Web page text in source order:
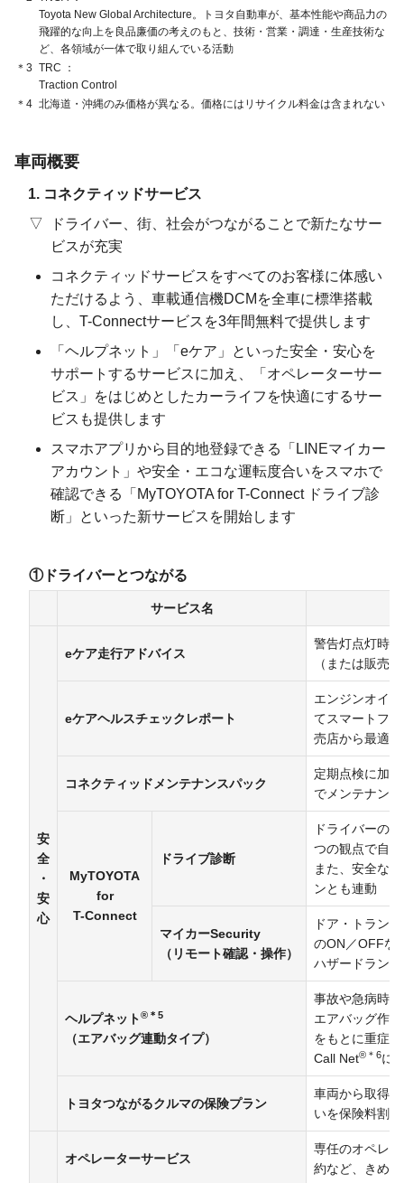
Toyota New Global Architecture。トヨタ自動車が、基本性能や商品力の
飛躍的な向上を良品廉価の考えのもと、技術・営業・調達・生産技術な
ど、各領域が一体で取り組んでいる活動
＊3 TRC
Traction Control
＊4 北海道・沖縄のみ価格が異なる。 価格にはリサイクル料金は含まれない
車両概要
コネクティッドサービス
ドライバー、街、社会がつながることで新たなサー
ビスが充実
コネクティッドサービスをすべてのお客様に体感い
ただけるよう、車載通信機DCMを全車に標準搭載
し、T-Connectサービスを3年間無料で提供します
「ヘルプネット」「eケア」といった安全・安心を
サポートするサービスに加え、「オペレーターサー
ビス」をはじめとしたカーライフを快適にするサー
ビスも提供します
スマホアプリから目的地登録できる「LINEマイカー
アカウント」や安全・エコな運転度合いをスマホで
確認できる「MyTOYOTA for T-Connect ドライブ診
断」といった新サービスを開始します
①ドライバーとつながる
サービス名
安
全
・
安
心
eケア走行アドバイス
警告灯点灯時
（または販売
eケアヘルスチェックレポート
エンジンオイ
てスマートフ
売店から最適
コネクティッドメンテナンスパック
定期点検に加
でメンテナン
MyTOYOTA
for
T-Connect
ドライブ診断
ドライバーの
つの観点で自
また、安全な
ンとも連動
マイカーSecurity
（リモート確認・操作）
ドア・トラン
のON／OFFな
ハザードラン
ヘルプネット®＊5
（エアバッグ連動タイプ）
事故や急病時
エアバッグ作
をもとに重症
Call Net®＊6に
トヨタつながるクルマの保険プラン
車両から取得
いを保険料割
オペレーターサービス
専任のオペレ
約など、きめ